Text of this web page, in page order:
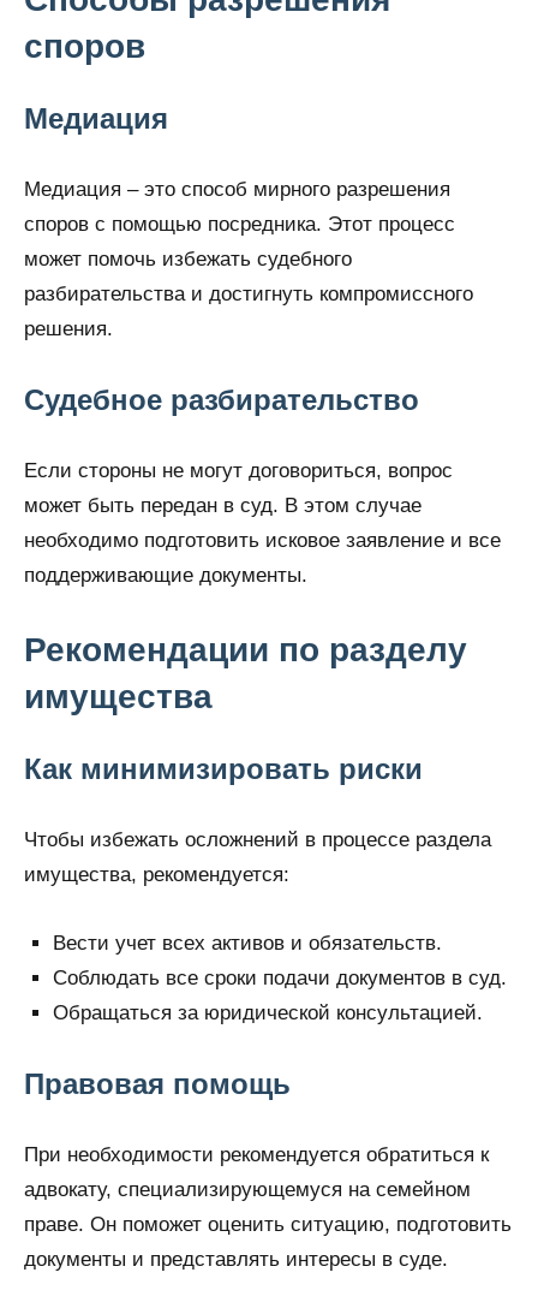
споров
Медиация
Медиация – это способ мирного разрешения
споров с помощью посредника. Этот процесс
может помочь избежать судебного
разбирательства и достигнуть компромиссного
решения.
Судебное разбирательство
Если стороны не могут договориться, вопрос
может быть передан в суд. В этом случае
необходимо подготовить исковое заявление и все
поддерживающие документы.
Рекомендации по разделу
имущества
Как минимизировать риски
Чтобы избежать осложнений в процессе раздела
имущества, рекомендуется:
Вести учет всех активов и обязательств.
Соблюдать все сроки подачи документов в суд.
Обращаться за юридической консультацией.
Правовая помощь
При необходимости рекомендуется обратиться к
адвокату, специализирующемуся на семейном
праве. Он поможет оценить ситуацию, подготовить
документы и представлять интересы в суде.